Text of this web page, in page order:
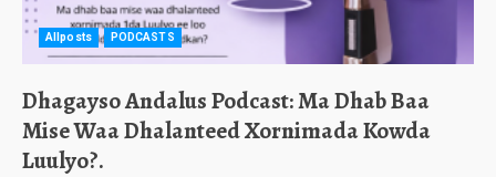
Allposts PODCASTS
Dhagayso Andalus Podcast: Ma Dhab Baa
Mise Waa Dhalanteed Xornimada Kowda
Luulyo?.